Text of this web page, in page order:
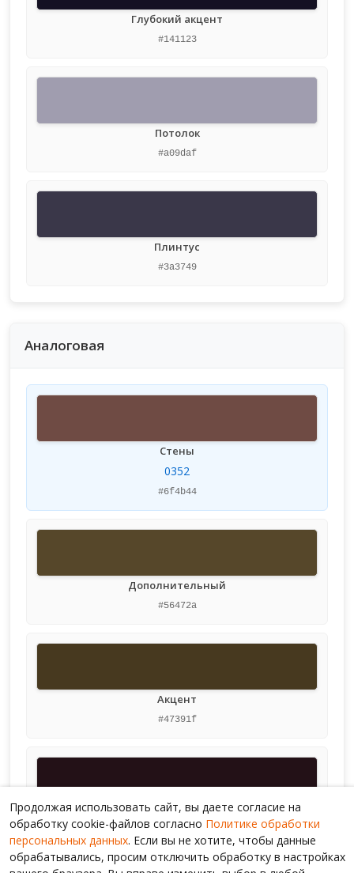
Глубокий акцент
#141123
Потолок
#a09daf
Плинтус
#3a3749
Аналоговая
Стены
0352
#6f4b44
Дополнительный
#56472a
Акцент
#47391f
Глубокий акцент
Продолжая использовать сайт, вы даете согласие на
обработку cookie-файлов согласно Политике обработки
персональных данных. Если вы не хотите, чтобы данные
обрабатывались, просим отключить обработку в настройках